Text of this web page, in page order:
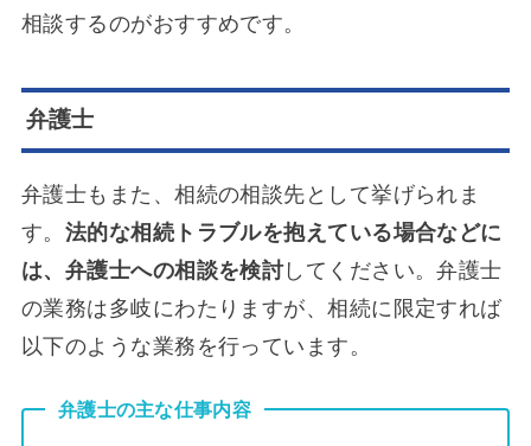
相談するのがおすすめです。
弁護士
弁護士もまた、相続の相談先として挙げられま
す。 法的な相続トラブルを抱えている場合などに
は、弁護士への相談を検討してください。弁護士
の業務は多岐にわたりますが、相続に限定すれば
以下のような業務を行っています。
弁護士の主な仕事内容